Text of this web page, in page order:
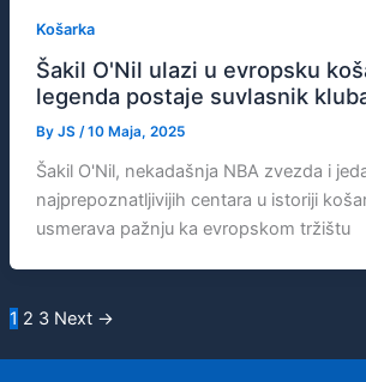
Košarka
Šakil O'Nil ulazi u evropsku
legenda postaje suvlasnik
By JS /10 Maja, 2025
Šakil O'Nil, nekadašnja NBA zvezda i
najprepoznatljivijih centara u istoriji
usmerava pažnju ka evropskom tržištu
1 2 3 Next →